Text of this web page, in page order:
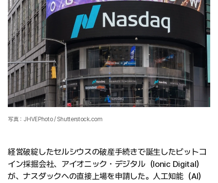
写真：JHVEPhoto / Shutterstock.com
経営破綻したセルシウスの破産手続きで誕生したビットコ
イン採掘会社、アイオニック・デジタル（Ionic Digital）
が、ナスダックへの直接上場を申請した。人工知能（AI）